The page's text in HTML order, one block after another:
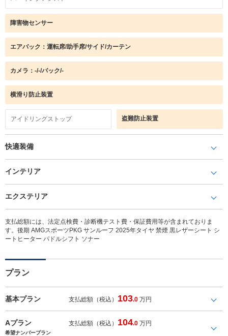
障害物センサー
エアバック：運転席/助手席/サイド/カーテン
カメラ：-/-/バック/-
横滑り防止装置
アイドリングストップ 盗難防止装置
快適装備
インテリア
エクステリア
支払総額には、法定点検費・診断機テスト費・保証費用等が含まれておりま
す。後期 AMGスポーツPKG サンルーフ 2025年タイヤ 禁煙 黒レザーシート シ
ートヒーター パドルシフト ソナー
プラン
基本プラン 支払総額（税込） 103.0 万円
Aプラン 支払総額（税込） 104.0 万円
希望ナンバープラン